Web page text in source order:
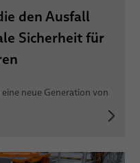
den Ausfall
Sicherheit für
neue Generation von